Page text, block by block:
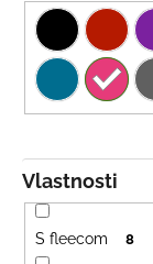
Vlastnosti
S fleecom 8